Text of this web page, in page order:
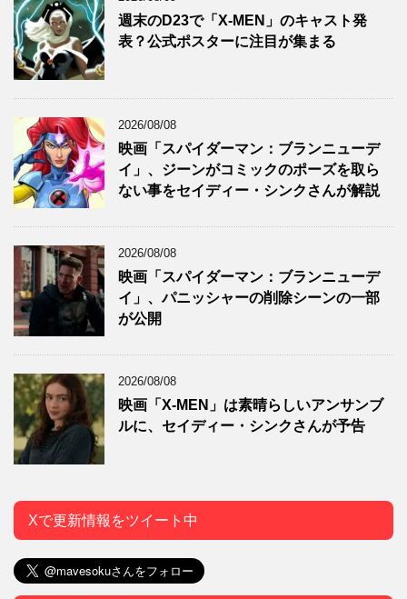
週末のD23で「X-MEN」のキャスト発
表？公式ポスターに注目が集まる
2026/08/08
映画「スパイダーマン：ブランニューデ
イ」、ジーンがコミックのポーズを取ら
ない事をセイディー・シンクさんが解説
2026/08/08
映画「スパイダーマン：ブランニューデ
イ」、パニッシャーの削除シーンの一部
が公開
2026/08/08
映画「X-MEN」は素晴らしいアンサンブ
ルに、セイディー・シンクさんが予告
Xで更新情報をツイート中